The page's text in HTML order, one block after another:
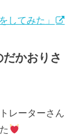
してみた」
かおりさ
レーターさん